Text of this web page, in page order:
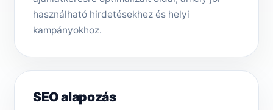
használható hirdetésekhez és helyi
kampányokhoz.
SEO alapozás